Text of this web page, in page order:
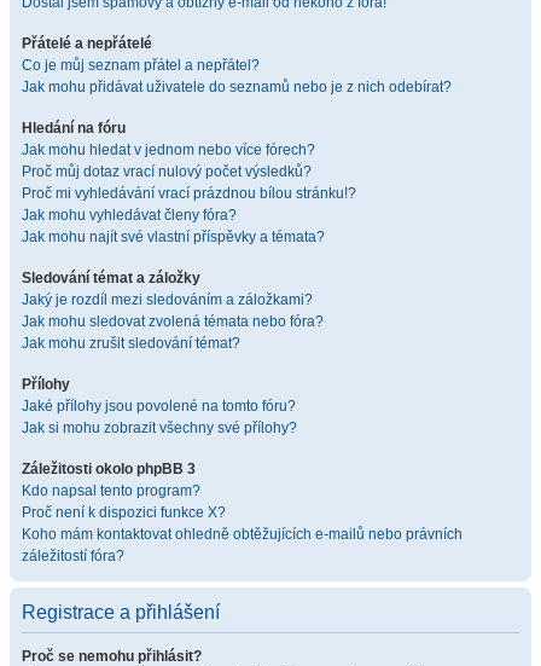
Přátelé a nepřátelé
Co je můj seznam přátel a nepřátel?
Jak mohu přidávat uživatele do seznamů nebo je z nich odebírat?
Hledání na fóru
Jak mohu hledat v jednom nebo více fórech?
Proč můj dotaz vrací nulový počet výsledků?
Proč mi vyhledávání vrací prázdnou bílou stránku!?
Jak mohu vyhledávat členy fóra?
Jak mohu najít své vlastní příspěvky a témata?
Sledování témat a záložky
Jaký je rozdíl mezi sledováním a záložkami?
Jak mohu sledovat zvolená témata nebo fóra?
Jak mohu zrušit sledování témat?
Přílohy
Jaké přílohy jsou povolené na tomto fóru?
Jak si mohu zobrazit všechny své přílohy?
Záležitosti okolo phpBB 3
Kdo napsal tento program?
Proč není k dispozici funkce X?
Koho mám kontaktovat ohledně obtěžujících e-mailů nebo právních
záležitostí fóra?
Registrace a přihlášení
Proč se nemohu přihlásit?